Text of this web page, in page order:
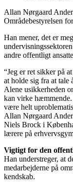
Allan Nørgaard
Områdebestyrelsen
Han mener, det er
andre offentligt
“Jeg er ret sikker på
at holde sig fra at tale
Alene usikkerheden
kan virke
være helt
Allan Nørgaard
Niels Brock i
lærere på
Vigtigt for den
Han understreger, at
medarbejderne på
kendskab.